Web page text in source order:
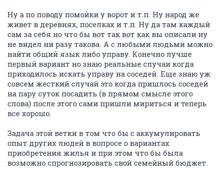
Ну а по поводу помойки у ворот и т.п. Ну народ же
живет в деревнях, поселках и т.п. Ну да там каждый
сам за себя но что бы вот так вот как вы описали ну
не видел ни разу такова. А с любыми людьми можно
найти общий язык либо управу. Конечно лучше
первый вариант но знаю реальные случаи когда
приходилось искать управу на соседей. Еще знаю уж
совсем жесткий случай это когда пришлось соседей
на пару суток посадить (в прямом смысле этого
слова) после этого сами пришли мириться и теперь
все хорошо.
Задача этой ветки в том что бы с аккумулировать
опыт других людей в вопросе о вариантах
приобретения жилья и при этом что бы была
возможно спрогнозировать свой семейный бюджет.